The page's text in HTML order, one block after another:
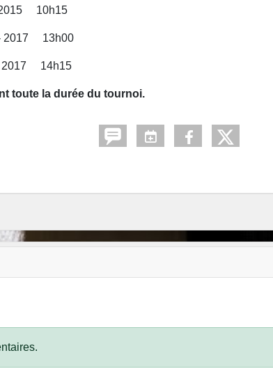
10h15
13h00
14h15
toute la durée du tournoi.